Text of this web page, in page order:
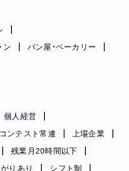
ン
パン屋・ベーカリー
個人経営
コンテスト常連
上場企業
残業月20時間以下
りあり
シフト制